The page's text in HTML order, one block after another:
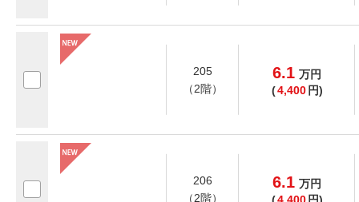
205
（2階）
6.1 万円
(4,400 円)
206
（2階）
6.1 万円